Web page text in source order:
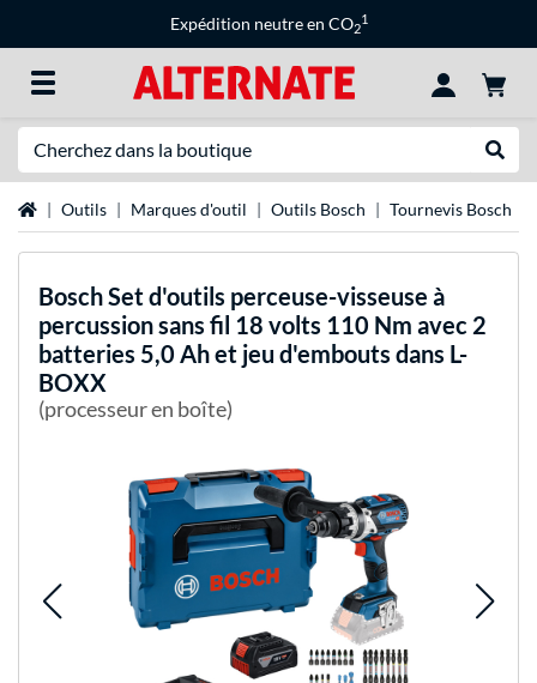
Expédition neutre en CO2
1
Page d'accueil
Outils Marques d'outil Outils Bosch Tournevis Bosch
BoschSet d'outils perceuse-visseuse à
percussion sans fil 18 volts 110 Nm avec 2
batteries 5,0 Ah et jeu d'embouts dans L-
BOXX
(processeur en boîte)